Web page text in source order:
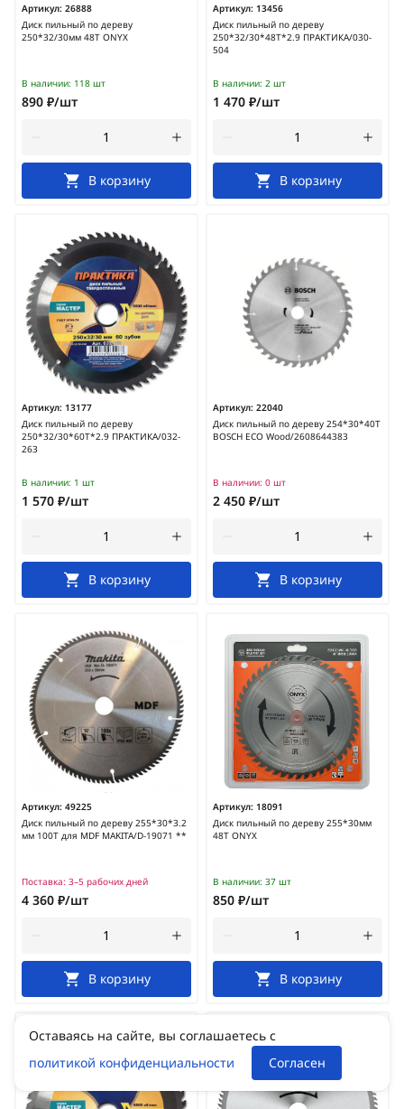
Артикул: 26888
Диск пильный по дереву
250*32/30мм 48Т ONYX
В наличии: 118 шт
890 ₽/шт
В корзину
Артикул: 13456
Диск пильный по дереву
250*32/30*48Т*2.9 ПРАКТИКА/030-
504
В наличии: 2 шт
1 470 ₽/шт
В корзину
Артикул: 13177
Диск пильный по дереву
250*32/30*60Т*2.9 ПРАКТИКА/032-
263
В наличии: 1 шт
1 570 ₽/шт
В корзину
Артикул: 22040
Диск пильный по дереву 254*30*40T
BOSCH ECO Wood/2608644383
В наличии: 0 шт
2 450 ₽/шт
В корзину
Артикул: 49225
Диск пильный по дереву 255*30*3.2
мм 100Т для MDF MAKITA/D-19071 **
Поставка: 3–5 рабочих дней
4 360 ₽/шт
В корзину
Артикул: 18091
Диск пильный по дереву 255*30мм
48Т ONYX
В наличии: 37 шт
850 ₽/шт
В корзину
Оставаясь на сайте, вы соглашаетесь с
политикой конфиденциальности
Согласен